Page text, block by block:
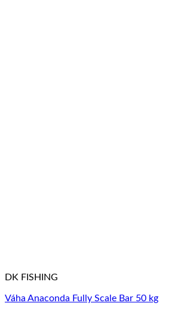
DK FISHING
Váha Anaconda Fully Scale Bar 50 kg